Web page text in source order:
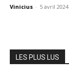
Vinicius - 5 avril 2024
LES PLUS LUS